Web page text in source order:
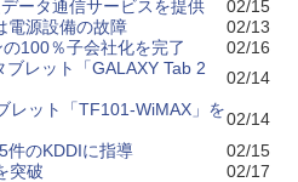
ータ通信サービスを提供
02/15
電源設備の故障
02/13
100％子会社化を完了
02/16
レット「GALAXY Tab 2
02/14
レット「TF101-WiMAX」を02/14
件のKDDIに指導
02/15
突破 02/17